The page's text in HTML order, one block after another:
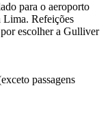
para o aeroporto
Lima. Refeições
escolher a Gulliver
passagens